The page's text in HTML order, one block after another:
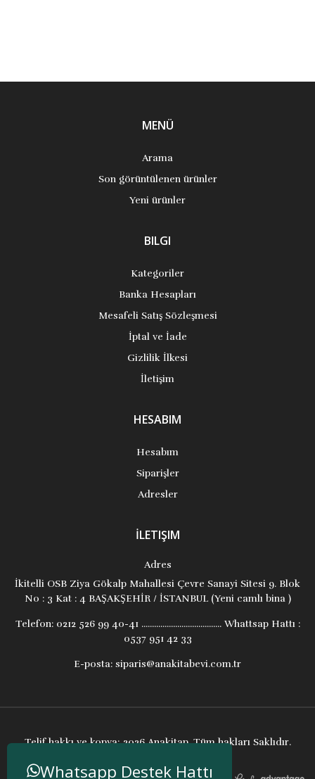
MENÜ
Arama
Son görüntülenen ürünler
Yeni ürünler
BILGI
Kategoriler
Banka Hesapları
Mesafeli Satış Sözleşmesi
İptal ve İade
Gizlilik İlkesi
İletişim
HESABIM
Hesabım
Siparişler
Adresler
İLETIŞIM
Adres
İkitelli OSB Ziya Gökalp Mahallesi Çevre Sanayi Sitesi 9. Blok
No : 3 Kat : 4 BAŞAKŞEHİR / İSTANBUL (Yeni camlı bina )
Telefon:0212 526 99 40-41 ...................................... Whattsap Hattı :
0537 951 42 33
E-posta: siparis@anakitabevi.com.tr
Telif hakkı ve kopya; 2026 Anakitap. Tüm hakları Saklıdır.
Whatsapp Destek Hattı